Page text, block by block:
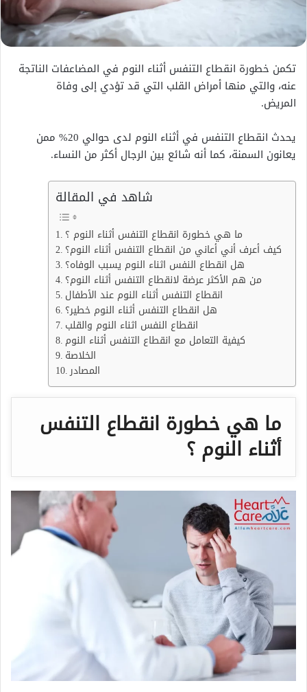
تكمن خطورة انقطاع التنفس أثناء النوم في المضاعفات الناتجة
عنه، والتي منها أمراض القلب التي قد تؤدي إلى وفاة
المريض.
يحدث انقطاع التنفس في أثناء النوم لدى حوالي 20% ممن
يعانون السمنة، كما أنه شائع بين الرجال أكثر من النساء.
شاهد في المقالة
ما هي خطورة انقطاع التنفس أثناء النوم ؟
كيف أعرف أني أعاني من انقطاع التنفس أثناء النوم؟
هل انقطاع النفس اثناء النوم يسبب الوفاه؟
من هم الأكثر عرضة لانقطاع التنفس أثناء النوم؟
انقطاع التنفس أثناء النوم عند الأطفال
هل انقطاع التنفس أثناء النوم خطير؟
انقطاع النفس اثناء النوم والقلب
كيفية التعامل مع انقطاع التنفس أثناء النوم
الخلاصة
المصادر
ما هي خطورة انقطاع التنفس
أثناء النوم ؟